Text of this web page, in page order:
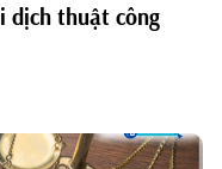
dịch thuật công